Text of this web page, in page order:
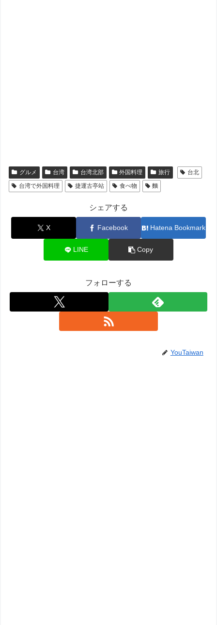
グルメ 台湾 台湾北部 外国料理 旅行
台北
台湾で外国料理
捷運古亭站 食べ物 麵
シェアする
X Facebook Hatena Bookmark
LINE Copy
フォローする
YouTaiwan